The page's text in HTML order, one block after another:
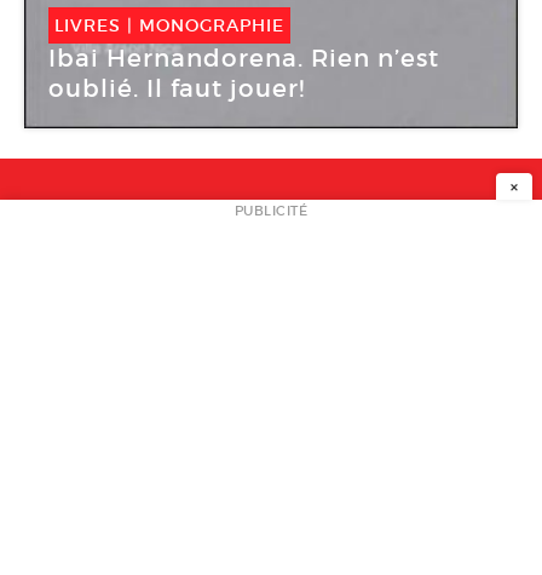
LIVRES | MONOGRAPHIE
Ibai Hernandorena. Rien n’est
oublié. Il faut jouer!
NEWSLETTER
×
PUBLICITÉ